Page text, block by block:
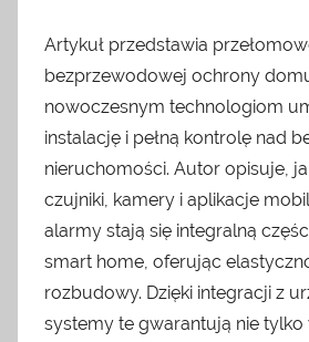
Artykuł przedstawia
bezprzewodowej ochrony
nowoczesnym technologiom
instalację i pełną kontrolę nad
nieruchomości. Autor opisuje,
czujniki, kamery i aplikacje
alarmy stają się integralną
smart home, oferując
rozbudowy. Dzięki integracji z
systemy te gwarantują nie